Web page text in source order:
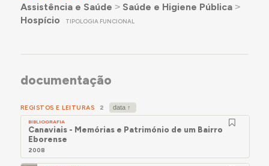
Assistência e Saúde ˃ Saúde e Higiene Pública˃
Hospício
TIPOLOGIA FUNCIONAL
documentação
REGISTOS E LEITURAS 2
BIBLIOGRAFIA
Canaviais - Memórias e Património de um Bairro
Eborense
2008